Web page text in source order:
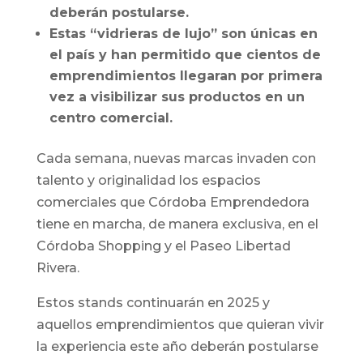
deberán postularse.
Estas “vidrieras de lujo” son únicas en
el país y han permitido que cientos de
emprendimientos llegaran por primera
vez a visibilizar sus productos en un
centro comercial.
Cada semana, nuevas marcas invaden con
talento y originalidad los espacios
comerciales que Córdoba Emprendedora
tiene en marcha, de manera exclusiva, en el
Córdoba Shopping y el Paseo Libertad
Rivera.
Estos stands continuarán en 2025 y
aquellos emprendimientos que quieran vivir
la experiencia este año deberán postularse